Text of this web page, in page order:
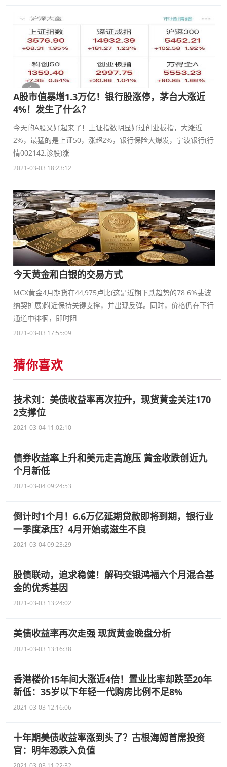
A股市值暴增1.3万亿！银行股涨停，茅台大涨近
4%！发生了什么？
今天的A股又好起来了！上证指数明显好过创业板指，大涨近
2%，最猛的是上证50，涨超2%，银行保险大爆发，宁波银行(行
情002142,诊股)涨
2021-03-03 18:23:12
今天黄金和白银的交易方式
MCX黄金4月期货在44,975卢比(这是近期下跌趋势的78 6%斐波
纳契扩展)附近保持关键支撑，并出现反弹。同时，价格仍在下行
通道中徘徊，即时阻
2021-03-03 17:55:09
猜你喜欢
技术刘：美债收益率再次拉升，现货黄金关注170
2支撑位
2021-03-04 11:02:10
债券收益率上升和美元走高施压 黄金收跌创近九
个月新低
2021-03-04 09:24:53
倒计时1个月！6.6万亿延期贷款即将到期，银行业
一季度承压？4月开始或滋生不良
2021-03-04 09:23:29
股债联动，追求稳健！解码交银鸿福六个月混合基
金的优秀基因
2021-03-03 13:24:02
美债收益率再次走强 现货黄金晚盘分析
2021-03-03 13:16:38
香港楼价15年间大涨近4倍！置业比率却跌至20年
新低：35岁以下年轻一代购房比例不足8%
2021-03-03 12:16:06
十年期美债收益率涨到头了？古根海姆首席投资
官：明年恐跌入负值